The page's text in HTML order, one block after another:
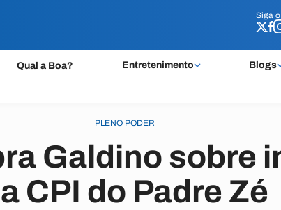
Siga o
Qual a Boa? Entretenimento Blogs
Siga o
PLENO PODER
Galdino sobre
CPI do Padre Zé